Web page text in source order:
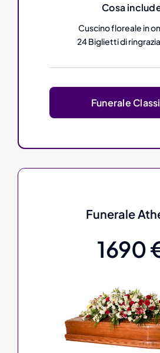
Cosa
Cuscino floreale in
24 Biglietti di
Funerale
Funerale
1690